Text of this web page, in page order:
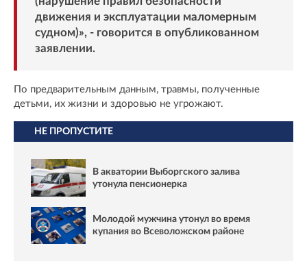
движения и эксплуатации маломерным
судном)», - говорится в опубликованном
заявлении.
По предварительным данным, травмы, полученные
детьми, их жизни и здоровью не угрожают.
НЕ ПРОПУСТИТЕ
В акватории Выборгского залива
утонула пенсионерка
Молодой мужчина утонул во время
купания во Всеволожском районе